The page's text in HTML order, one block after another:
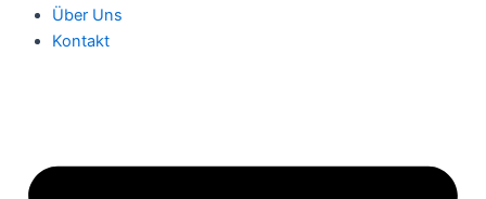
Über Uns
Kontakt